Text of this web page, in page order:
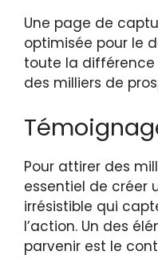
Une page de
optimisée pour le
toute la
des milliers de
Pour attirer des
essentiel de créer
irrésistible qui
l’action. Un des
parvenir est le